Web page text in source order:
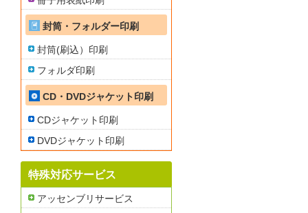
封筒・フォルダー印刷
封筒(刷込）印刷
フォルダ印刷
CD・DVDジャケット印刷
CDジャケット印刷
DVDジャケット印刷
特殊対応サービス
アッセンブリサービス